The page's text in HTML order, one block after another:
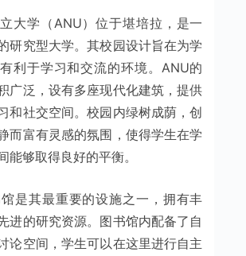
大学（ANU）位于堪培拉，是一
研究型大学。其校园设计旨在为学
利于学习和交流的环境。ANU的
广泛，设有多座现代化建筑，提供
和社交空间。校园内绿树成荫，创
而富有灵感的氛围，使得学生在学
能够取得良好的平衡。
是其最重要的设施之一，拥有丰
进的研究资源。图书馆内配备了自
论空间，学生可以在这里进行自主